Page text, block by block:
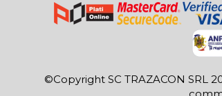
©Copyright SC TRAZACON SRL